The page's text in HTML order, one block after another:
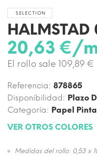
SELECTION
HALMSTAD
20,63 €/
El rollo sale 109,89 €
Referencia: 878865
Disponibilidad: Plazo
Categoría: Papel
VER OTROS COLORES
Medidas del rollo: 0,53 x